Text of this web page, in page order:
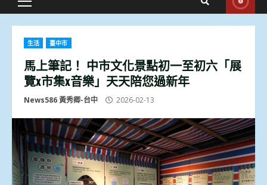
Primary
生活 臺中市
馬上筆記！ 中市文化景點初一至初六「展
覽x市集x音樂」天天陪您過新年
News586 黃秀卿-台中 2026-02-13